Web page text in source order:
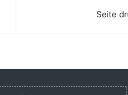
Seite